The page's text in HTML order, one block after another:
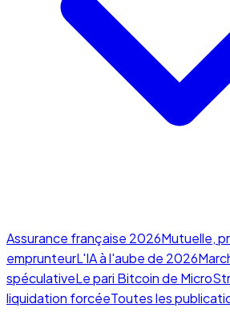
Assurance française 2026Mutuelle,
emprunteurL'IA à l'aube de 2026
spéculativeLe pari Bitcoin de
liquidation forcéeToutes les